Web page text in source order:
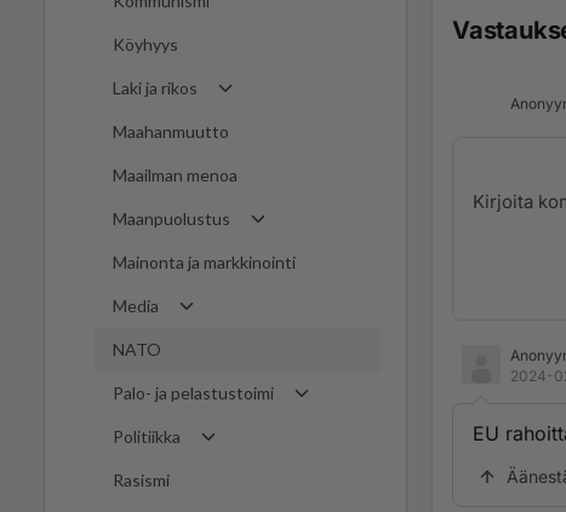
Köyhyys
Laki ja rikos
Maahanmuutto
Maailman menoa
Maanpuolustus
Mainonta ja markkinointi
Media
NATO
Palo- ja pelastustoimi
Politiikka
Rasismi
2024-
EU